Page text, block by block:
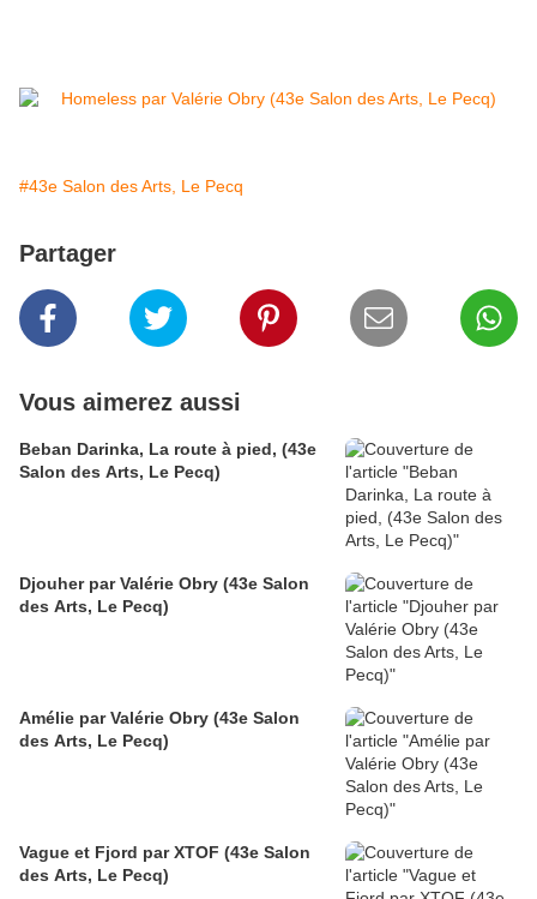
#43e Salon des Arts, Le Pecq
Partager
Vous aimerez aussi
Beban Darinka, La route à pied, (43e
Salon des Arts, Le Pecq)
Djouher par Valérie Obry (43e Salon
des Arts, Le Pecq)
Amélie par Valérie Obry (43e Salon
des Arts, Le Pecq)
Vague et Fjord par XTOF (43e Salon
des Arts, Le Pecq)